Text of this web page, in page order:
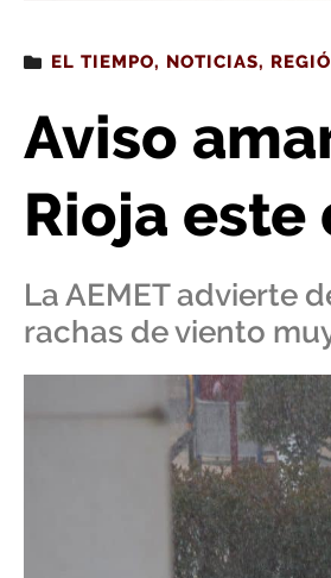
EL TIEMPO, NOTICIAS,
Aviso
Rioja
La AEMET advierte
rachas de viento